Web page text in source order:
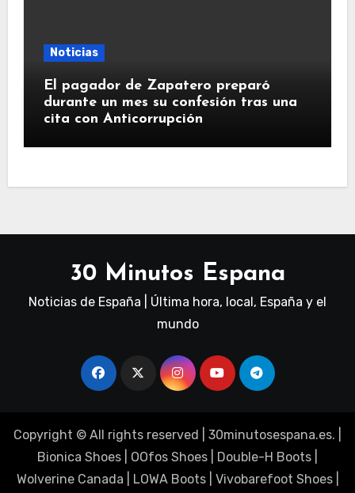
Noticias
El pagador de Zapatero preparó
durante un mes su confesión tras una
cita con Anticorrupción
30 Minutos Espana
Noticias de España | Última hora, local, España y el
mundo
Copyright © All rights reserved 30minutosespana.es. |
Bionica Shoes
OOfos Shoes Double-H Boots
Wolverine Canada
LOWA Boots| Vivobarefoot Shoes|